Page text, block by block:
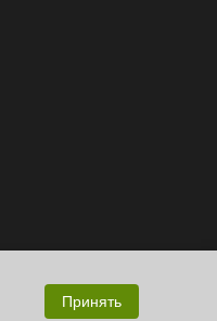
Принять